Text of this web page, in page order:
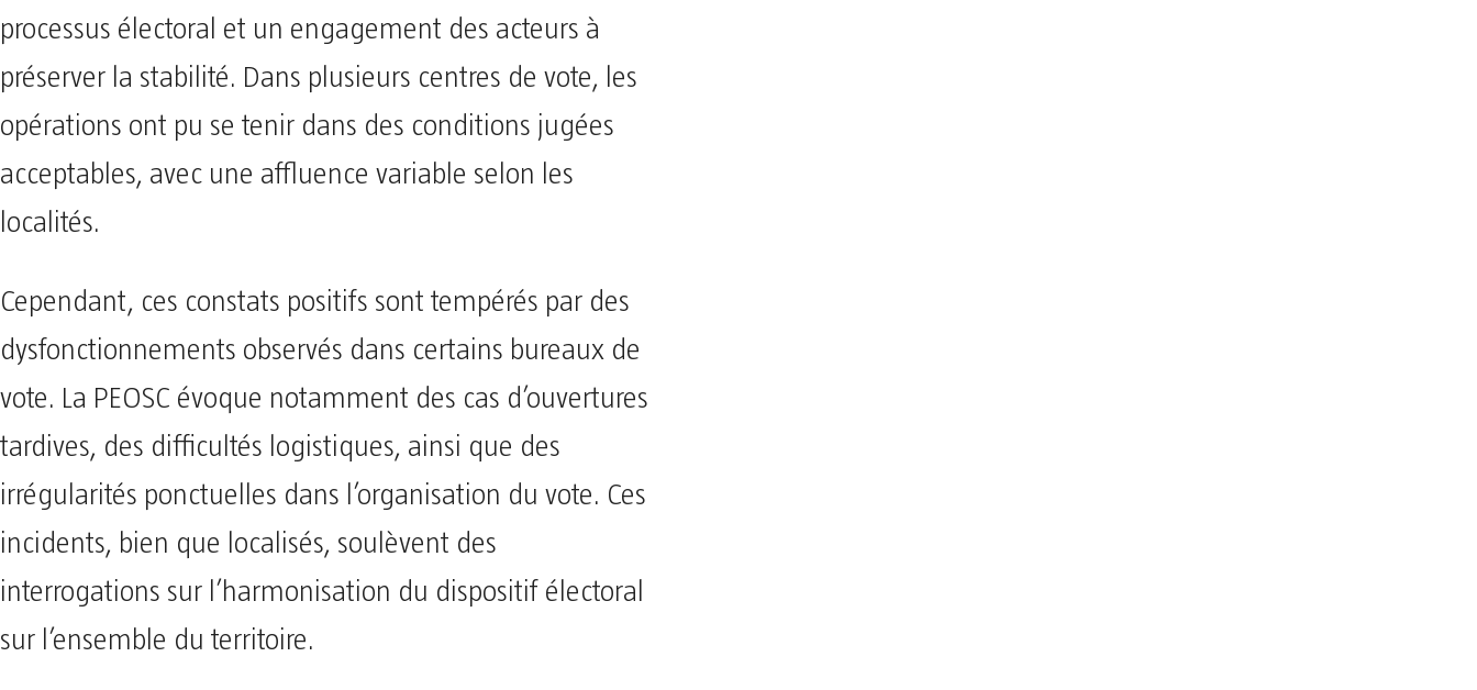
processus électoral et un engagement des acteurs à
préserver la stabilité. Dans plusieurs centres de vote, les
opérations ont pu se tenir dans des conditions jugées
acceptables, avec une affluence variable selon les
localités.
Cependant, ces constats positifs sont tempérés par des
dysfonctionnements observés dans certains bureaux de
vote. La PEOSC évoque notamment des cas d’ouvertures
tardives, des difficultés logistiques, ainsi que des
irrégularités ponctuelles dans l’organisation du vote. Ces
incidents, bien que localisés, soulèvent des
interrogations sur l’harmonisation du dispositif électoral
sur l’ensemble du territoire.